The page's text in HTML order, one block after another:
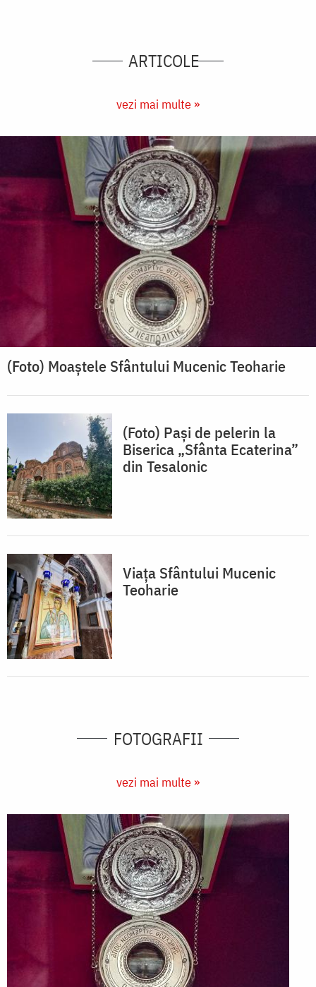
ARTICOLE
vezi mai multe »
(Foto) Moaștele Sfântului Mucenic Teoharie
(Foto) Pași de pelerin la
Biserica „Sfânta Ecaterina”
din Tesalonic
Viața Sfântului Mucenic
Teoharie
FOTOGRAFII
vezi mai multe »